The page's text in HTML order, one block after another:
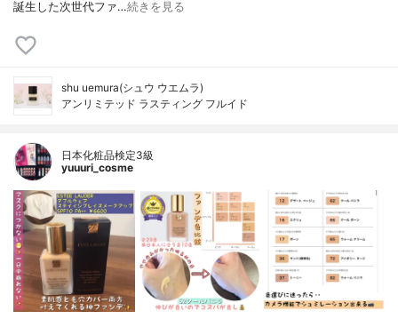
誕生した次世代ファ…続きを見る
shu uemura(シュウ ウエムラ)
アンリミテッド ラスティング フルイド
日本化粧品検定3級
yuuuri_cosme